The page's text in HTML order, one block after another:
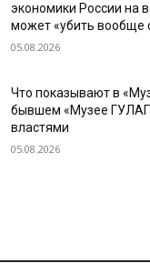
экономики России на
может «убить вообще
05.08.2026
Что показывают в
бывшем «Музее
властями
05.08.2026